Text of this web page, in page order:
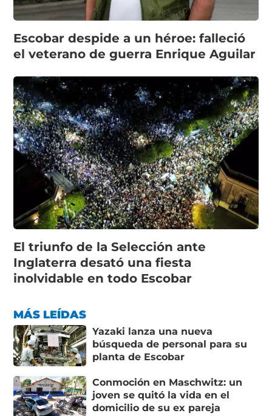
Escobar despide a un héroe: falleció
el veterano de guerra Enrique Aguilar
El triunfo de la Selección ante
Inglaterra desató una fiesta
inolvidable en todo Escobar
MÁS LEÍDAS
Yazaki lanza una nueva
búsqueda de personal para su
planta de Escobar
Conmoción en Maschwitz: un
joven se quitó la vida en el
domicilio de su ex pareja